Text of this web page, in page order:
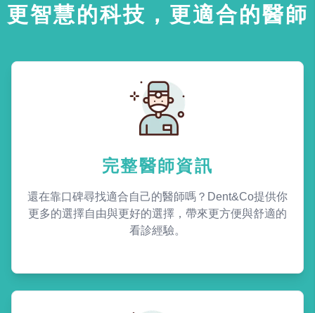
更智慧的科技，更適合的醫師
完整醫師資訊
還在靠口碑尋找適合自己的醫師嗎？Dent&Co提供你
更多的選擇自由與更好的選擇，帶來更方便與舒適的
看診經驗。